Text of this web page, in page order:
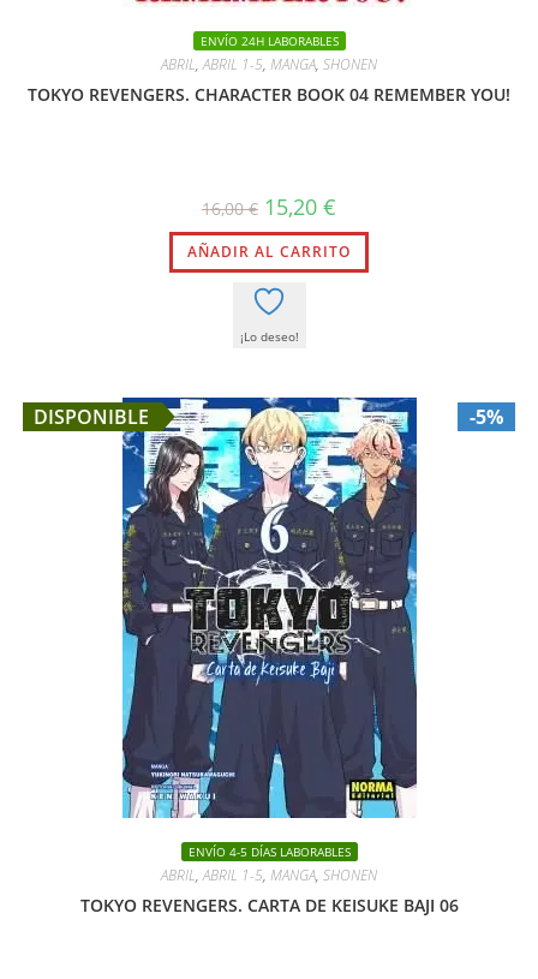
ENVÍO 24H LABORABLES
ABRIL,ABRIL 1-5, MANGA, SHONEN
TOKYO REVENGERS. CHARACTER BOOK 04 REMEMBER YOU!
16,00€ El
precio
original
era:
16,00 €.
15,20 €
actual
es:
15,20 €.
AÑADIR AL CARRITO
¡Lo deseo!
DISPONIBLE -5%
ENVÍO 4-5 DÍAS LABORABLES
ABRIL,ABRIL 1-5, MANGA, SHONEN
TOKYO REVENGERS. CARTA DE KEISUKE BAJI 06